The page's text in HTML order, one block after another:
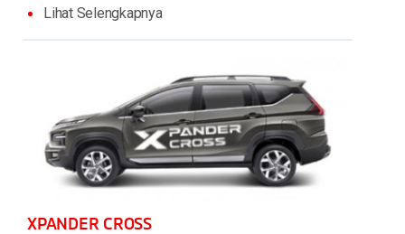
Lihat Selengkapnya
XPANDER CROSS